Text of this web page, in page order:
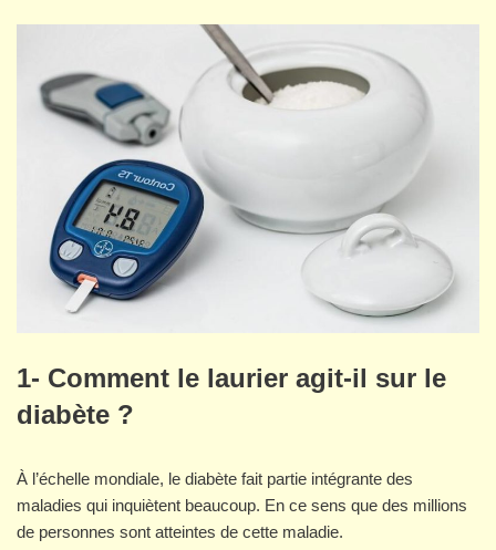
1- Comment le laurier agit-il sur le
diabète ?
À l’échelle mondiale, le diabète fait partie intégrante des
maladies qui inquiètent beaucoup. En ce sens que des millions
de personnes sont atteintes de cette maladie.